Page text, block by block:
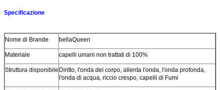
Specificazione
Nome di Brande bellaQueen
Materiale capelli umani non trattati di 100%
Struttura disponibile Diritto, l'onda del corpo, allenta l'onda, l'onda profonda,
l'onda di acqua, riccio crespo, capelli di Fumi